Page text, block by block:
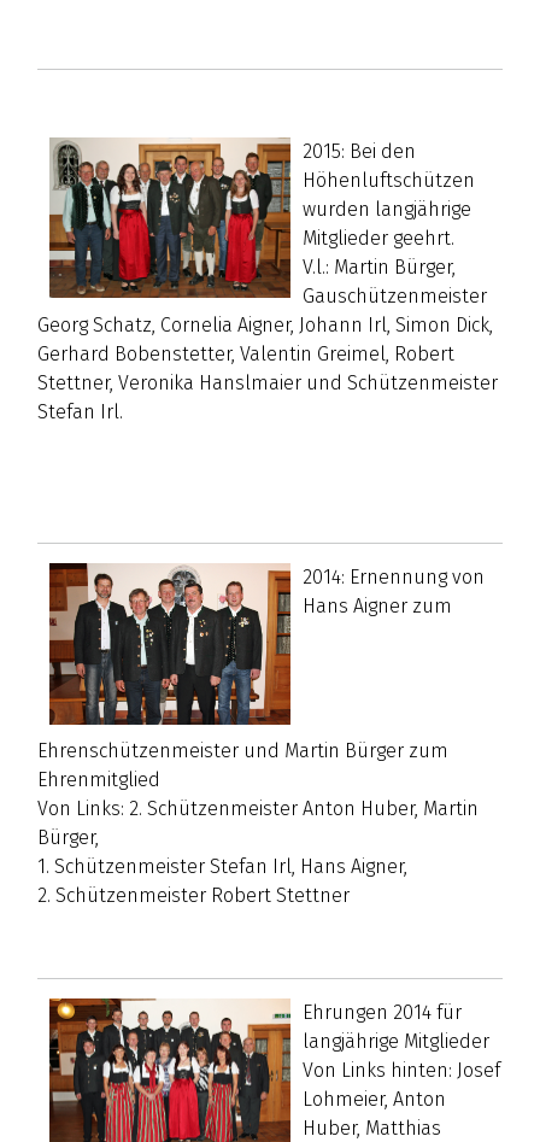
2015: Bei den
Höhenluftschützen
wurden langjährige
Mitglieder geehrt.
V.l.: Martin Bürger,
Gauschützenmeister
Georg Schatz, Cornelia Aigner, Johann Irl, Simon Dick,
Gerhard Bobenstetter, Valentin Greimel, Robert
Stettner, Veronika Hanslmaier und Schützenmeister
Stefan Irl.
2014: Ernennung von
Hans Aigner zum
Ehrenschützenmeister und Martin Bürger zum
Ehrenmitglied
Von Links: 2. Schützenmeister Anton Huber, Martin
Bürger,
1. Schützenmeister Stefan Irl, Hans Aigner,
2. Schützenmeister Robert Stettner
Ehrungen 2014 für
langjährige Mitglieder
Von Links hinten: Josef
Lohmeier, Anton
Huber, Matthias